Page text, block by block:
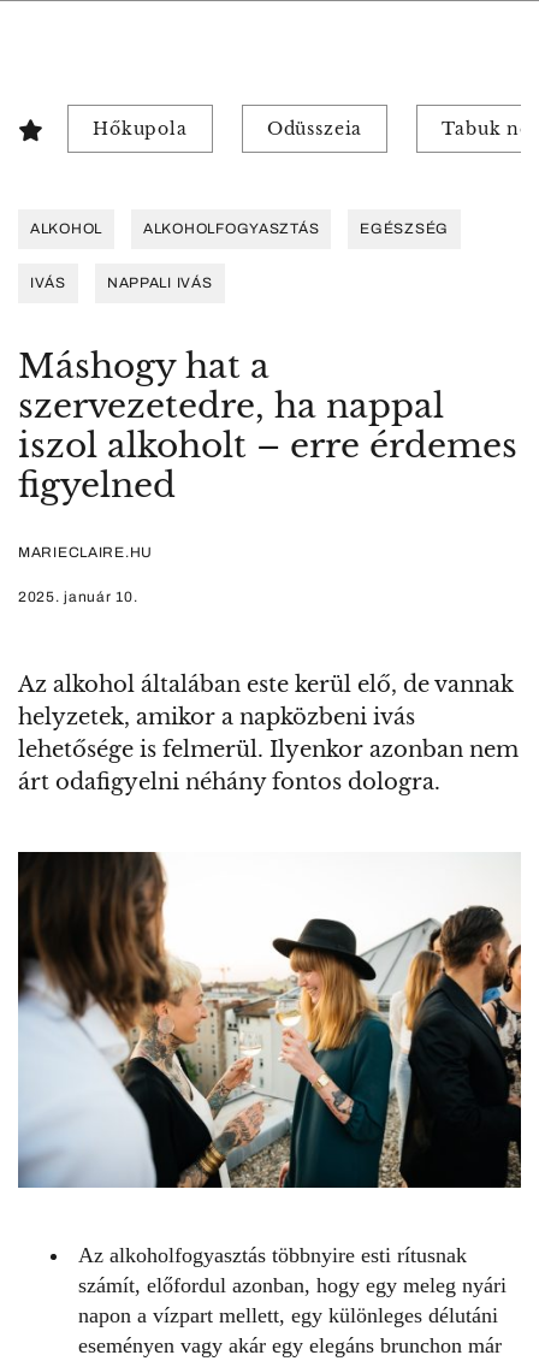
Hőkupola Odüsszeia Tabuk
ALKOHOL ALKOHOLFOGYASZTÁS EGÉSZSÉG
IVÁS NAPPALI IVÁS
Máshogy hat a
szervezetedre, ha nappal
iszol alkoholt – erre érdemes
figyelned
MARIECLAIRE.HU
2025. január 10.
Az alkohol általában este kerül elő, de vannak
helyzetek, amikor a napközbeni ivás
lehetősége is felmerül. Ilyenkor azonban nem
árt odafigyelni néhány fontos dologra.
Az alkoholfogyasztás többnyire esti rítusnak
számít, előfordul azonban, hogy egy meleg nyári
napon a vízpart mellett, egy különleges délutáni
eseményen vagy akár egy elegáns brunchon már